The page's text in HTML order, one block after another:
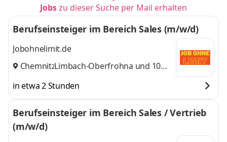
Jobszu dieser Suche per Mail erhalten
Berufseinsteiger im Bereich Sales (m/w/d)
Jobohnelimit.de
Chemnitz,
Limbach-Oberfrohna und 10
in etwa 2 Stunden
Berufseinsteiger im Bereich Sales / Vertrieb
(m/w/d)